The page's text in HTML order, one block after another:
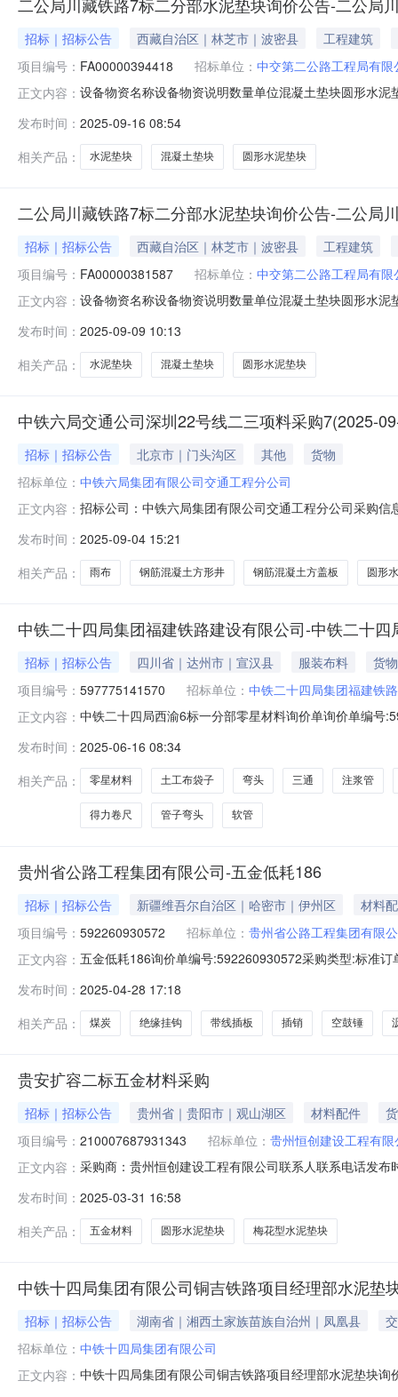
招标｜招标公告 西藏自治区｜林芝市｜波密县
工程建筑
项目编号： FA00000394418 招标单位： 中交第二公路工程局有限
正文内容： 设备物资名称设备物资说明数量单位混凝土垫块圆形水
价采购工作，询价项目资金来自业主计量款，出资比例
发布时间： 2025-09-16 08:54
相关产品：
水泥垫块 混凝土垫块 圆形水泥垫块
二公局川藏铁路7标二分部水泥垫块询价公告-二公局
招标｜招标公告 西藏自治区｜林芝市｜波密县
工程建筑
项目编号： FA00000381587 招标单位： 中交第二公路工程局有限
正文内容： 设备物资名称设备物资说明数量单位混凝土垫块圆形水
价采购工作，询价项目资金来自业主计量款，出资比例
发布时间： 2025-09-09 10:13
相关产品：
水泥垫块 混凝土垫块 圆形水泥垫块
中铁六局交通公司深圳22号线二三项料采购7(2025-
招标｜招标公告 北京市｜门头沟区 其他
货物
招标单位： 中铁六局集团有限公司交通工程分公司
正文内容： 招标公司：中铁六局集团有限公司交通工程分公司采购
地点:描述:附件:每日允许报价时段0:00:00-23:59:59名称
发布时间： 2025-09-04 15:21
相关产品：
雨布 钢筋混凝土方形井 钢筋混凝土方盖板 圆形
中铁二十四局集团福建铁路建设有限公司-中铁二十
招标｜招标公告 四川省｜达州市｜宣汉县 服装布料
货物
项目编号： 597775141570 招标单位： 中铁二十四局集团福建铁
正文内容： 中铁二十四局西渝6标一分部零星材料询价单询价单编
个7--管子----3圈8--水带----3圈9--雨衣----2双10--锚杆螺
发布时间： 2025-06-16 08:34
相关产品：
零星材料 土工布袋子 弯头 三通 注浆管
得力卷尺 管子弯头 软管
贵州省公路工程集团有限公司-五金低耗186
招标｜招标公告 新疆维吾尔自治区｜哈密市｜伊州区
材料
项目编号： 592260930572 招标单位： 贵州省公路工程集团有限
正文内容： 五金低耗186询价单编号:592260930572采购类型:标准
板----30块9--数控弯曲中心电缆履带----5米10--钢筋保护
发布时间： 2025-04-28 17:18
相关产品：
煤炭 绝缘挂钩 带线插板 插销 空鼓锤
贵安扩容二标五金材料采购
招标｜招标公告 贵州省｜贵阳市｜观山湖区 材料配件
项目编号： 210007687931343 招标单位： 贵州恒创建设工程有限
正文内容： 采购商：贵州恒创建设工程有限公司联系人联系电话发
目部商机详细信息采购类型：标准订单(单次采购)询价类
发布时间： 2025-03-31 16:58
相关产品：
五金材料 圆形水泥垫块 梅花型水泥垫块
中铁十四局集团有限公司铜吉铁路项目经理部水泥垫
招标｜招标公告 湖南省｜湘西土家族苗族自治州｜凤凰县
招标单位： 中铁十四局集团有限公司
正文内容： 中铁十四局集团有限公司铜吉铁路项目经理部水泥垫块